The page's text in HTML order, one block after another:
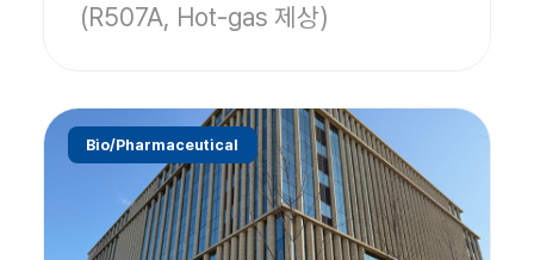
(R507A, Hot-gas 제상)
Bio/Pharmaceutical